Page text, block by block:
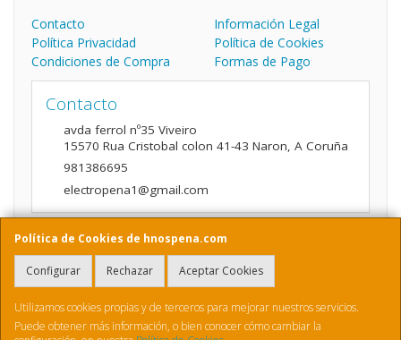
Política de Cookies de hnospena.com
Configurar Rechazar Aceptar Cookies
Utilizamos cookies propias y de terceros para mejorar nuestros servicios.
Puede obtener más información, o bien conocer cómo cambiar la
Contacto
Información Legal
Política Privacidad
Política de Cookies
Condiciones de Compra
Formas de Pago
Contacto
avda ferrol nº35 Viveiro
15570 Rua Cristobal colon 41-43 Naron, A Coruña
981386695
electropena1@gmail.com
Horario
9:00 a 14:00 y de 16:00 A 20:00